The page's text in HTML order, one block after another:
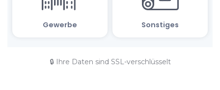
🔒 Ihre Daten sind SSL-verschlüsselt